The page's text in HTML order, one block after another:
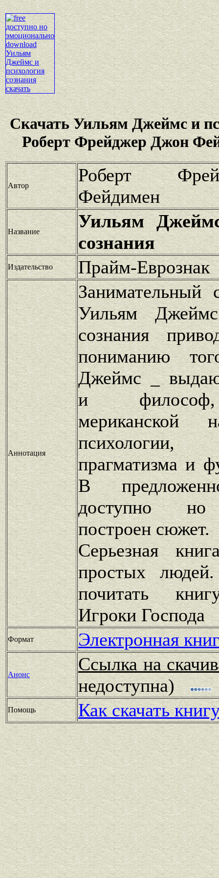
Скачать Уильям Джеймс и
Роберт Фрейджер Джон
Автор
Роберт
Фейдимен
Название
Уильям
сознания
Издательство Прайм-Еврознак
Аннотация
Уильям
сознания
пониманию
Джеймс _
и философ,
мериканской
прагматизма и
В
доступно но
построен сюжет.
Серьезная
простых
почитать
Игроки Господа
Формат Электронная
Анонс
Ссылка на
недоступна)
Помощь Как скачать